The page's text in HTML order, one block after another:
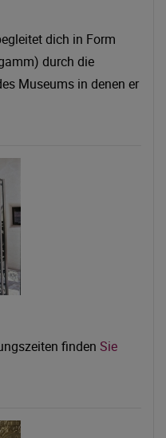
dich in Form
durch die
Museums in denen er
finden Sie